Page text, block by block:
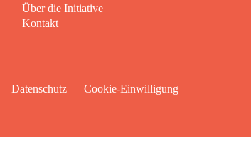
Über die Initiative
Kontakt
Datenschutz Cookie-Einwilligung